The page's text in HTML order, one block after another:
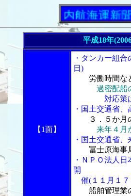
「内航海運新聞」ニ
平成18年
【1面】
・タンカー組
日)
労働時間な
過密配船
対応策は適
・国土交通省
３．５か
来年４月
・国土交通省
冨士原海事
・ＮＰＯ法人
開
催(１１月１７
船舶管理業